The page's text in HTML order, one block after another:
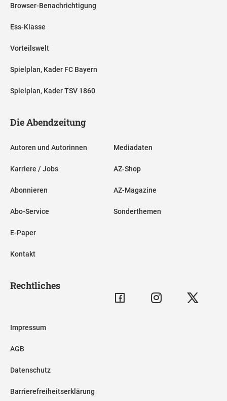
Browser-Benachrichtigung
Ess-Klasse
Vorteilswelt
Spielplan, Kader FC Bayern
Spielplan, Kader TSV 1860
Die Abendzeitung
Autoren und Autorinnen
Karriere / Jobs
Abonnieren
Abo-Service
E-Paper
Kontakt
Mediadaten
AZ-Shop
AZ-Magazine
Sonderthemen
Rechtliches
Impressum
AGB
Datenschutz
Barrierefreiheitserklärung